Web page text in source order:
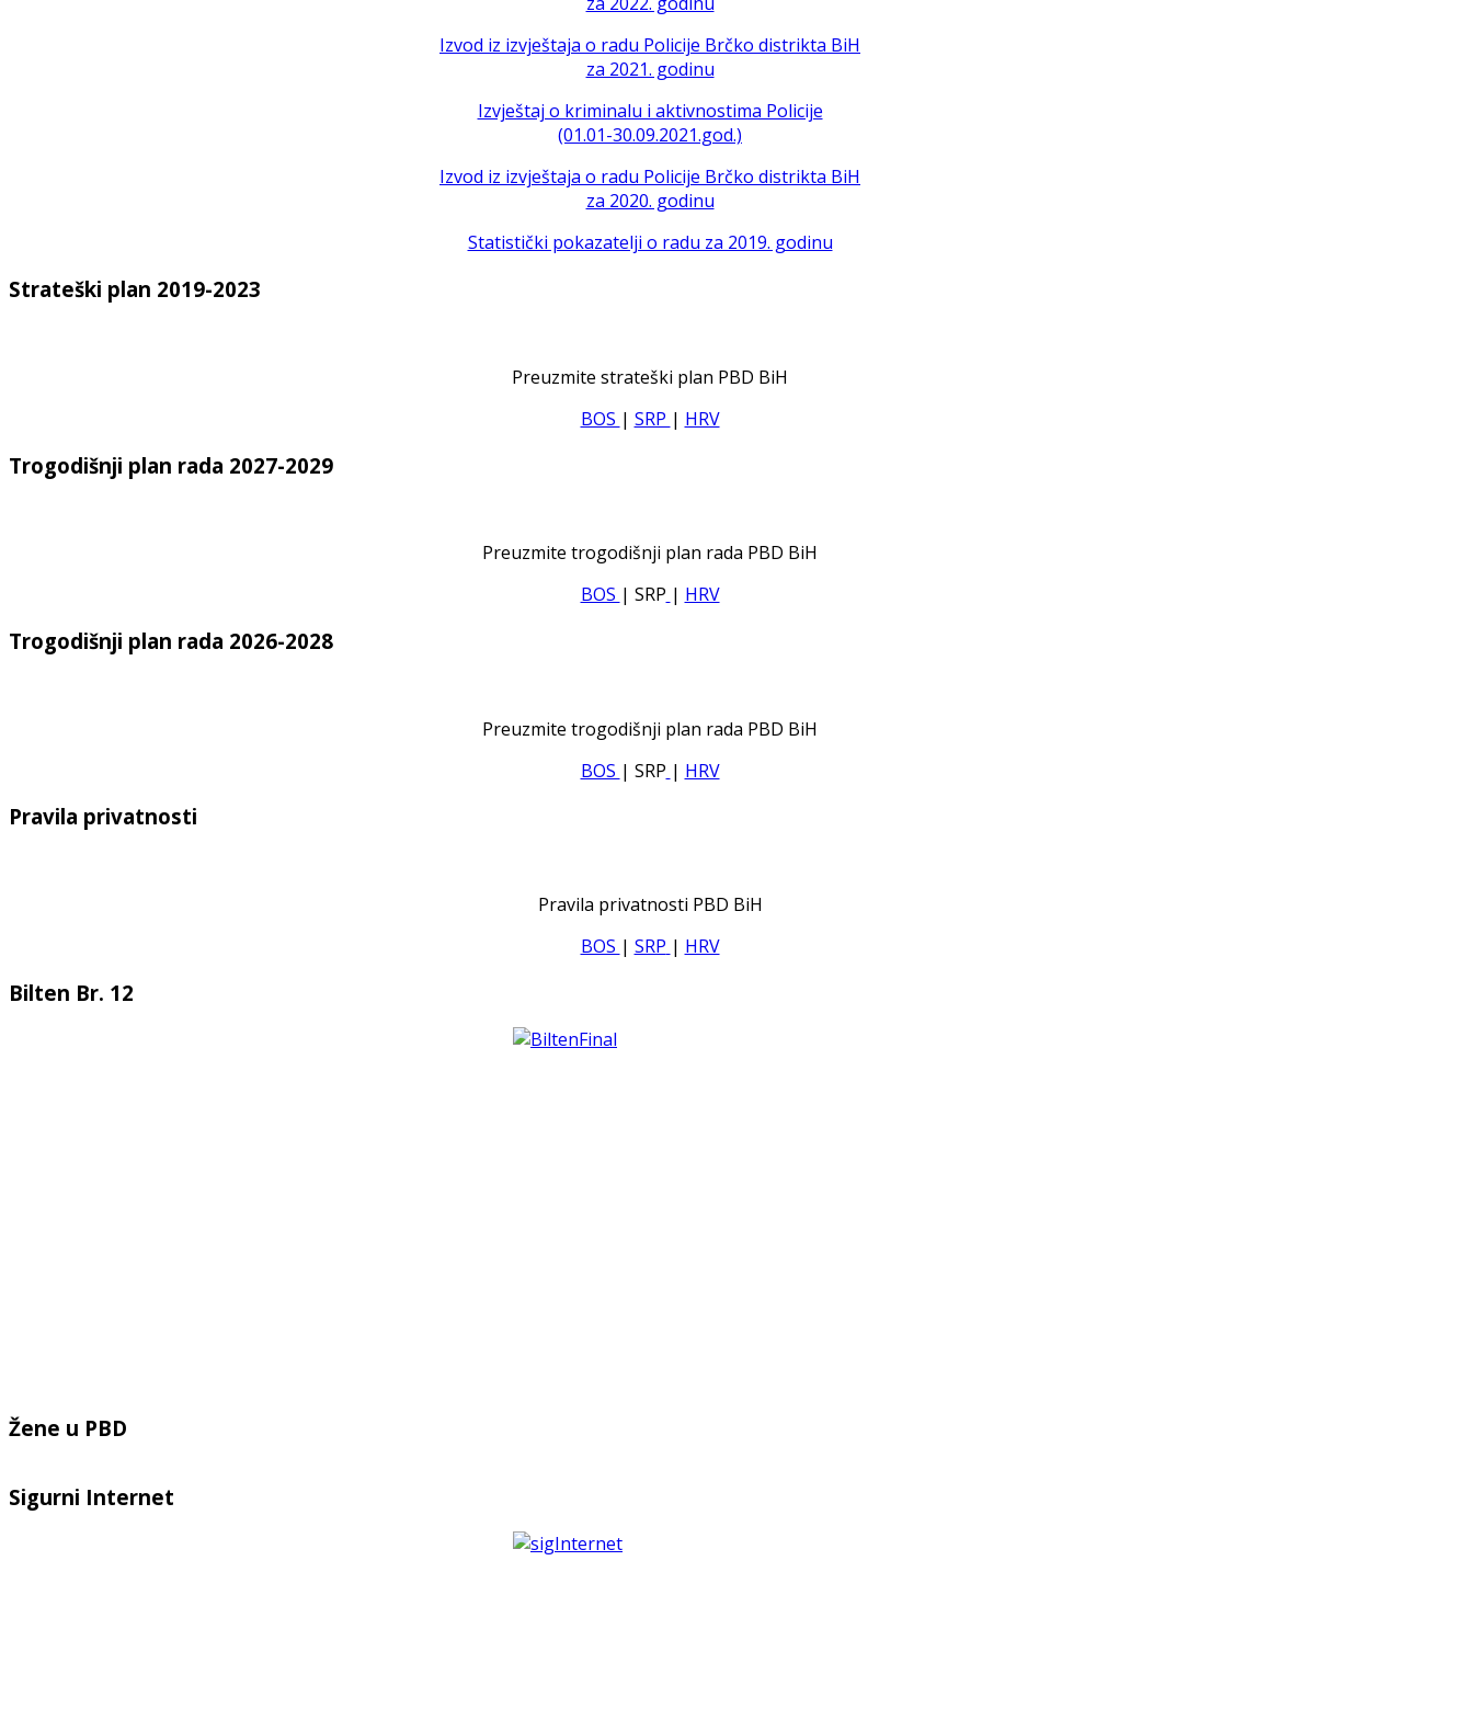
Izvod iz izvještaja o radu Policije Brčko distrikta BiH
za 2021. godinu
Izvještaj o kriminalu i aktivnostima Policije
(01.01-30.09.2021.god.)
Izvod iz izvještaja o radu Policije Brčko distrikta BiH
za 2020. godinu
Statistički pokazatelji o radu za 2019. godinu
Strateški plan 2019-2023
Preuzmite strateški plan PBD BiH
BOS | SRP | HRV
Trogodišnji plan rada 2027-2029
Preuzmite trogodišnji plan rada PBD BiH
BOS | SRP | HRV
Trogodišnji plan rada 2026-2028
Preuzmite trogodišnji plan rada PBD BiH
BOS | SRP | HRV
Pravila privatnosti
Pravila privatnosti PBD BiH
BOS | SRP | HRV
Bilten Br. 12
Žene u PBD
Sigurni Internet